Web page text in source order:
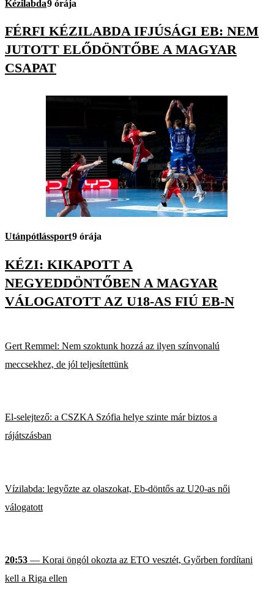
Kézilabda9 órája
FÉRFI KÉZILABDA IFJÚSÁGI EB: NEM
JUTOTT ELŐDÖNTŐBE A MAGYAR
CSAPAT
Utánpótlássport9 órája
KÉZI: KIKAPOTT A
NEGYEDDÖNTŐBEN A MAGYAR
VÁLOGATOTT AZ U18-AS FIÚ EB-N
Gert Remmel: Nem szoktunk hozzá az ilyen színvonalú
meccsekhez, de jól teljesítettünk
El-selejtező: a CSZKA Szófia helye szinte már biztos a
rájátszásban
Vízilabda: legyőzte az olaszokat, Eb-döntős az U20-as női
válogatott
20:53 — Korai öngól okozta az ETO vesztét, Győrben fordítani
kell a Riga ellen